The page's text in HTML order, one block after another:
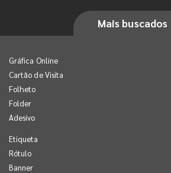
Mais buscados
Gráfica Online
Cartão de Visita
Folheto
Folder
Adesivo
Etiqueta
Rótulo
Banner